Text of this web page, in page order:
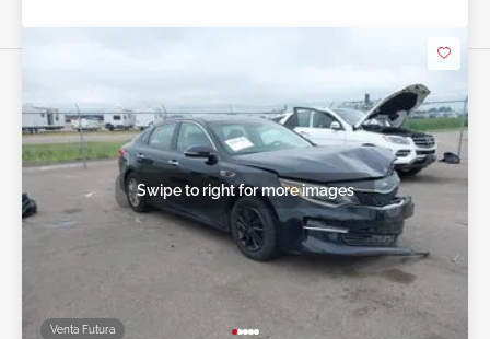
Venta Futura
Swipe to right for more images